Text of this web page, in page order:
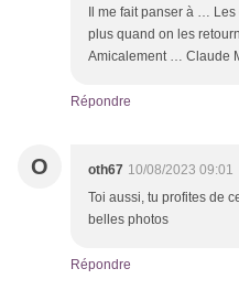
Il me fait panser à …
plus quand on les
Amicalement … Claude
Répondre
O oth67 10/08/2023 09:01
Toi aussi, tu profites de
belles photos
Répondre